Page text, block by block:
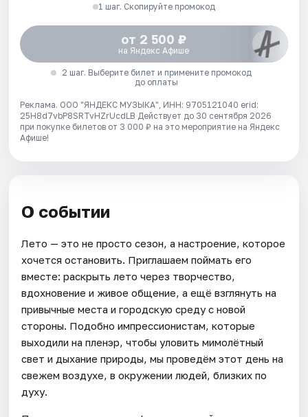
1 шаг. Скопируйте промокод
от 2 500 ₽
на Яндекс Афише
2 шаг. Выберите билет и примените промокод
до оплаты
Реклама. ООО "ЯНДЕКС МУЗЫКА", ИНН: 9705121040 erid:
25H8d7vbP8SRTvHZrUcdLB Действует до 30 сентября 2026
при покупке билетов от 3 000 ₽ на это мероприятие на Яндекс
Афише!
О событии
Лето — это не просто сезон, а настроение, которое
хочется остановить. Приглашаем поймать его
вместе: раскрыть лето через творчество,
вдохновение и живое общение, а ещё взглянуть на
привычные места и городскую среду с новой
стороны. Подобно импрессионистам, которые
выходили на пленэр, чтобы уловить мимолётный
свет и дыхание природы, мы проведём этот день на
свежем воздухе, в окружении людей, близких по
духу.